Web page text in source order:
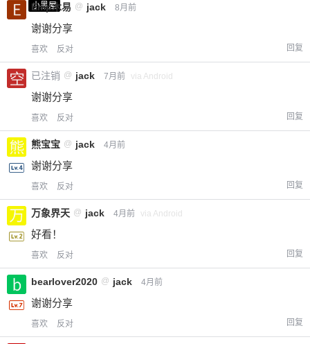
小黑屋
Emp木易 @ jack 8月前
谢谢分享
喜欢 反对 回复
已注销 @ jack 7月前 via Android
谢谢分享
喜欢 反对 回复
熊宝宝 @ jack 4月前
谢谢分享
喜欢 反对 回复
万象界天 @ jack 4月前 via Android
好看！
喜欢 反对 回复
bearlover2020 @ jack 4月前
谢谢分享
喜欢 反对 回复